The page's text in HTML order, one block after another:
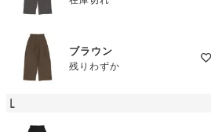
ブラウン
残りわずか
L